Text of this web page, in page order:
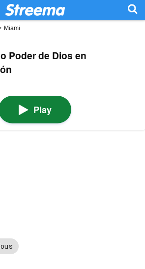
Miami
Poder de Dios en
Play